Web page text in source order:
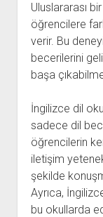
Uluslararası
öğrencilere
verir. Bu
becerilerini
başa
İngilizce dil
sadece dil
öğrencilerin
iletişim
şekilde
Ayrıca,
bu okullarda